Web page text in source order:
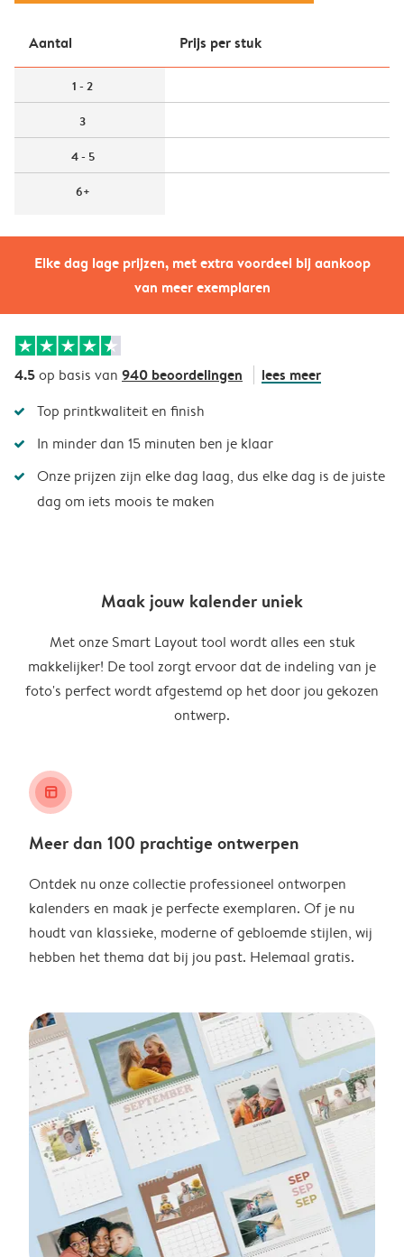
Elke dag lage prijzen, met extra voordeel bij aankoop
van meer exemplaren
Aantal Prijs per stuk
1 - 2
3
4 - 5
6+
4.5op basis van 940 beoordelingen lees meer
Top printkwaliteit en finish
In minder dan 15 minuten ben je klaar
Onze prijzen zijn elke dag laag, dus elke dag is de juiste
dag om iets moois te maken
Maak jouw kalender uniek
Met onze Smart Layout tool wordt alles een stuk
makkelijker! De tool zorgt ervoor dat de indeling van je
foto's perfect wordt afgestemd op het door jou gekozen
ontwerp.
layout_alt
Meer dan 100 prachtige ontwerpen
Ontdek nu onze collectie professioneel ontworpen
kalenders en maak je perfecte exemplaren. Of je nu
houdt van klassieke, moderne of gebloemde stijlen, wij
hebben het thema dat bij jou past. Helemaal gratis.